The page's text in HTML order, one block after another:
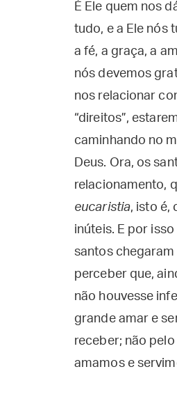
É Ele quem nos
tudo, e a Ele nós
a fé, a graça, a
nós devemos
nos relacionar
“direitos”,
caminhando no
Deus. Ora, os
relacionamento,
eucaristia, isto é,
inúteis. E por
santos
perceber que,
não houvesse
grande amar e
receber; não
amamos e